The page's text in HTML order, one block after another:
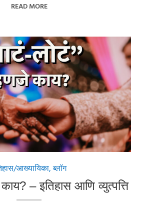
READ MORE
आख्यायिका,ब्लॉग
– इतिहास आणि व्युत्पत्ति